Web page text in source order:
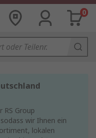
0
RS Group
wir Ihnen ein
lokalen